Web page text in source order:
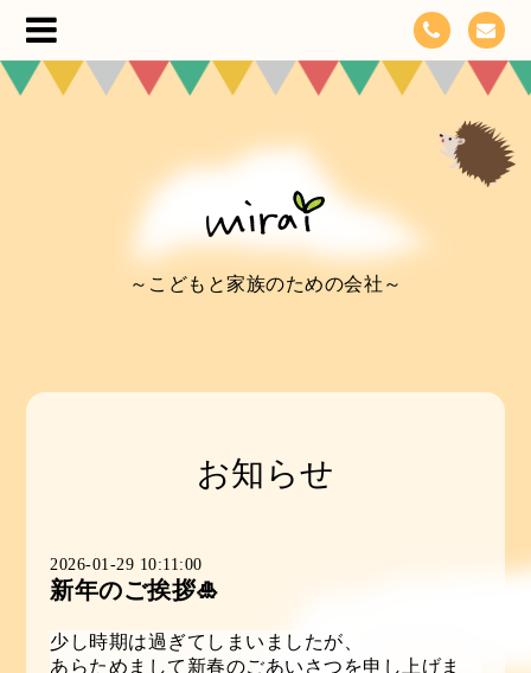
～こどもと家族のための会社～
お知らせ
2026-01-29 10:11:00
新年のご挨拶🎍
少し時期は過ぎてしまいましたが、
あらためまして新春のごあいさつを申し上げま